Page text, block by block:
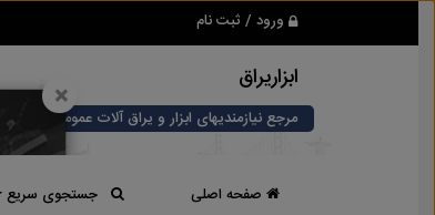
ورود / ثبت نام
ابزاریراق
مرجع نیازمندیهای ابزار و یراق آلات عمومی و صنعتی
صفحه اصلی جستجوی سریع
×